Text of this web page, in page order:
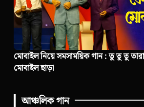
মোবাইল নিয়ে সমসাময়িক গান : তু তু তু
মোবাইল ছাড়া
আঞ্চলিক গান